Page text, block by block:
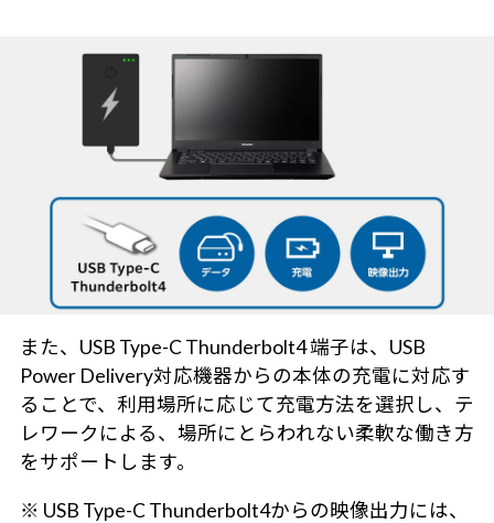
また、USB Type-C Thunderbolt4 端子は、USB
Power Delivery対応機器からの本体の充電に対応す
ることで、利用場所に応じて充電方法を選択し、テ
レワークによる、場所にとらわれない柔軟な働き方
をサポートします。
※ USB Type-C Thunderbolt4からの映像出力には、